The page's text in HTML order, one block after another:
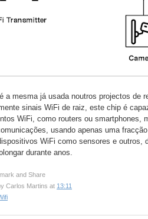
a mesma já usada noutros projectos de
sinais WiFi de raiz, este chip é
WiFi, como routers ou smartphones,
usando apenas uma
WiFi como sensores e outros,
durante anos.
Carlos Martins at 13:11